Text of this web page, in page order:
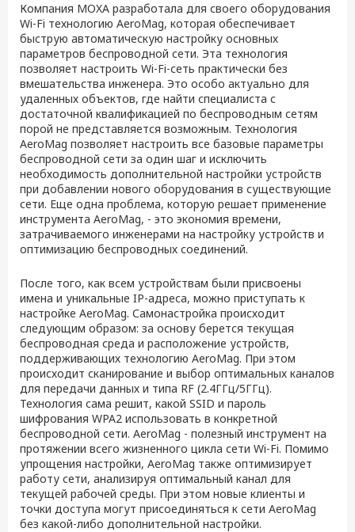
Компания MOXA разработала для своего оборудования
Wi-Fi технологию AeroMag, которая обеспечивает
быструю автоматическую настройку основных
параметров беспроводной сети. Эта технология
позволяет настроить Wi-Fi-сеть практически без
вмешательства инженера. Это особо актуально для
удаленных объектов, где найти специалиста с
достаточной квалификацией по беспроводным сетям
порой не представляется возможным. Технология
AeroMag позволяет настроить все базовые параметры
беспроводной сети за один шаг и исключить
необходимость дополнительной настройки устройств
при добавлении нового оборудования в существующие
сети. Еще одна проблема, которую решает применение
инструмента AeroMag, - это экономия времени,
затрачиваемого инженерами на настройку устройств и
оптимизацию беспроводных соединений.
После того, как всем устройствам были присвоены
имена и уникальные IP-адреса, можно приступать к
настройке AeroMag. Самонастройка происходит
следующим образом: за основу берется текущая
беспроводная среда и расположение устройств,
поддерживающих технологию AeroMag. При этом
происходит сканирование и выбор оптимальных каналов
для передачи данных и типа RF (2.4ГГц/5ГГц).
Технология сама решит, какой SSID и пароль
шифрования WPA2 использовать в конкретной
беспроводной сети. AeroMag - полезный инструмент на
протяжении всего жизненного цикла сети Wi-Fi. Помимо
упрощения настройки, AeroMag также оптимизирует
работу сети, анализируя оптимальный канал для
текущей рабочей среды. При этом новые клиенты и
точки доступа могут присоединяться к сети AeroMag
без какой-либо дополнительной настройки.